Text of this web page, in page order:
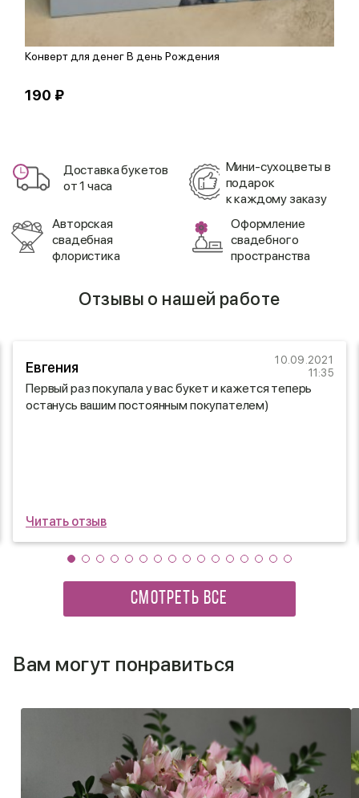
Конверт для денег В день Рождения
190 ₽
Доставка букетов
от 1 часа
Мини-сухоцветы в
подарок
к каждому заказу
Авторская
свадебная
флористика
Оформление
свадебного
пространства
Отзывы о нашей работе
Евгения
10.09.2021
11:35
Первый раз покупала у вас букет и кажется теперь
останусь вашим постоянным покупателем)
Читать отзыв
СМОТРЕТЬ ВСЕ
Вам могут понравиться